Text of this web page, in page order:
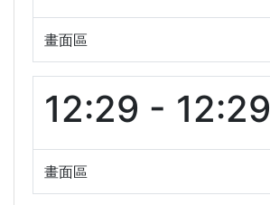
畫面區
12:29 - 12:29
畫面區